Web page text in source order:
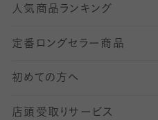
211デニールタイツ以上（
6 分丈レギンス
7 分丈 レギンス
8分丈 レギンス
10分丈 レギンス
オールスルーストッキング
冠婚葬祭向けソックス・靴
スーツカジュアルソックス
ロングホーズ
ゴルフソックス・靴下
サッカー・フットサル用ソ
ヨガソックス・靴下
スポーツ用レッグウォーマ
インナーソックス
加圧・着圧ソックス
冷えとり靴下
着圧・加圧タイツ
人気商品ランキング
定番ロングセラー商品
初めての方へ
店頭受取りサービス